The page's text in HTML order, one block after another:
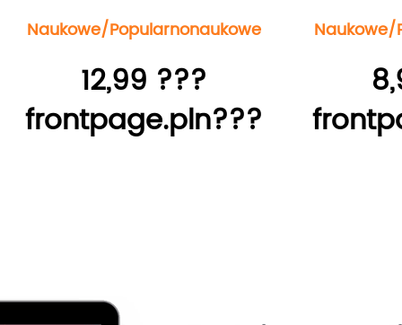
Naukowe/Popularnonaukowe
12,99 ???
frontpage.pln???
Naukowe/